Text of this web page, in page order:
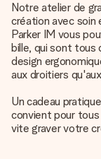
Notre atelier de
création avec soin
Parker IM vous
bille, qui sont tous
design
aux droitiers
Un cadeau
convient pour
vite graver votre